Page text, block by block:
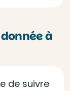
à
de suivre